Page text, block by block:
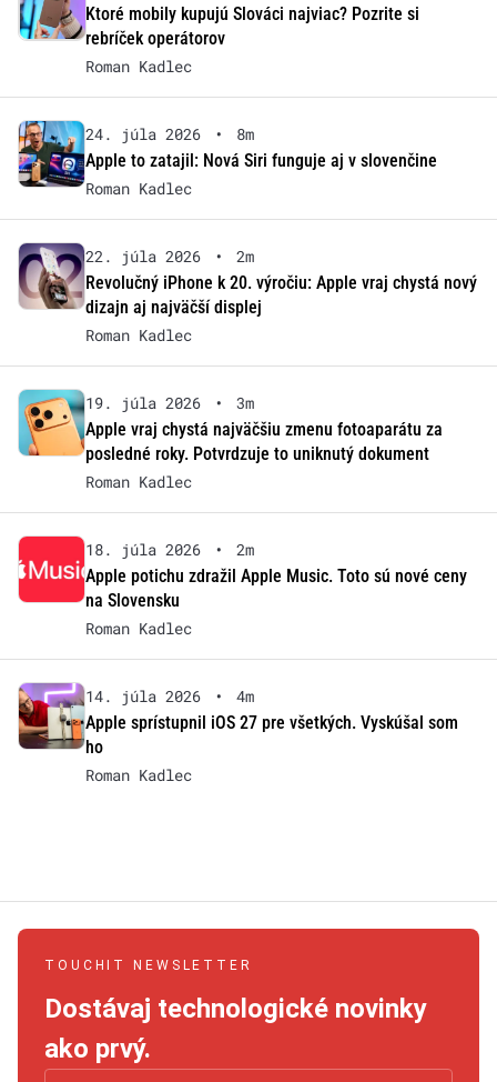
Ktoré mobily kupujú Slováci najviac? Pozrite si
rebríček operátorov
Roman Kadlec
24. júla 2026 •
8m
Apple to zatajil: Nová Siri funguje aj v slovenčine
Roman Kadlec
22. júla 2026 •
2m
Revolučný iPhone k 20. výročiu: Apple vraj chystá nový
dizajn aj najväčší displej
Roman Kadlec
19. júla 2026 •
3m
Apple vraj chystá najväčšiu zmenu fotoaparátu za
posledné roky. Potvrdzuje to uniknutý dokument
Roman Kadlec
18. júla 2026 •
2m
Apple potichu zdražil Apple Music. Toto sú nové ceny
na Slovensku
Roman Kadlec
14. júla 2026 •
4m
Apple sprístupnil iOS 27 pre všetkých. Vyskúšal som
ho
Roman Kadlec
TOUCHIT NEWSLETTER
Dostávaj technologické novinky
ako prvý.